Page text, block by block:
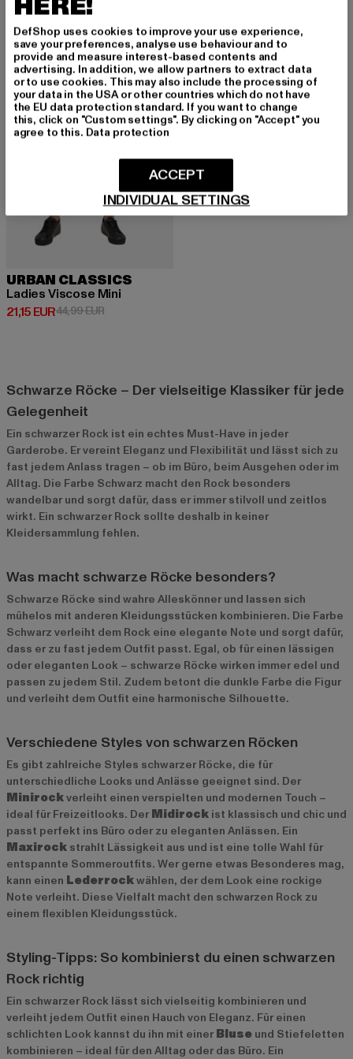
-53%
URBAN CLASSICS
Ladies Viscose Mini
21,15 EUR
Derzeitiger Preis: 21,15 EUR
44,99 EURAktionspreis: 44,99 EUR
Schwarze Röcke – Der vielseitige Klassiker für jede
Gelegenheit
Ein schwarzer Rock ist ein echtes Must-Have in jeder
Garderobe. Er vereint Eleganz und Flexibilität und lässt sich zu
fast jedem Anlass tragen – ob im Büro, beim Ausgehen oder im
Alltag. Die Farbe Schwarz macht den Rock besonders
wandelbar und sorgt dafür, dass er immer stilvoll und zeitlos
wirkt. Ein schwarzer Rock sollte deshalb in keiner
Kleidersammlung fehlen.
Was macht schwarze Röcke besonders?
Schwarze Röcke sind wahre Alleskönner und lassen sich
mühelos mit anderen Kleidungsstücken kombinieren. Die Farbe
Schwarz verleiht dem Rock eine elegante Note und sorgt dafür,
dass er zu fast jedem Outfit passt. Egal, ob für einen lässigen
oder eleganten Look – schwarze Röcke wirken immer edel und
passen zu jedem Stil. Zudem betont die dunkle Farbe die Figur
und verleiht dem Outfit eine harmonische Silhouette.
Verschiedene Styles von schwarzen Röcken
Es gibt zahlreiche Styles schwarzer Röcke, die für
unterschiedliche Looks und Anlässe geeignet sind. Der
Minirockverleiht einen verspielten und modernen Touch –
ideal für Freizeitlooks. Der Midirock ist klassisch und chic und
passt perfekt ins Büro oder zu eleganten Anlässen. Ein
Maxirock strahlt Lässigkeit aus und ist eine tolle Wahl für
entspannte Sommeroutfits. Wer gerne etwas Besonderes mag,
kann einen Lederrockwählen, der dem Look eine rockige
Note verleiht. Diese Vielfalt macht den schwarzen Rock zu
einem flexiblen Kleidungsstück.
Styling-Tipps: So kombinierst du einen schwarzen
Rock richtig
Ein schwarzer Rock lässt sich vielseitig kombinieren und
verleiht jedem Outfit einen Hauch von Eleganz. Für einen
schlichten Look kannst du ihn mit einer Bluse und Stiefeletten
kombinieren – ideal für den Alltag oder das Büro. Ein
DefShop uses cookies to improve your use experience,
save your preferences, analyse use behaviour and to
provide and measure interest-based contents and
advertising. In addition, we allow partners to extract data
or to use cookies. This may also include the processing of
your data in the USA or other countries which do not have
the EU data protection standard. If you want to change
this, click on "Custom settings". By clicking on "Accept" you
agree to this. Data protection
INDIVIDUAL SETTINGS
ACCEPT